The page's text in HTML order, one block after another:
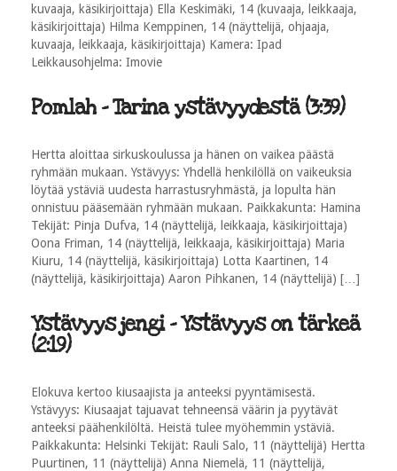
kuvaaja, käsikirjoittaja) Ella Keskimäki, 14 (kuvaaja, leikkaaja,
käsikirjoittaja) Hilma Kemppinen, 14 (näyttelijä, ohjaaja,
kuvaaja, leikkaaja, käsikirjoittaja) Kamera: Ipad
Leikkausohjelma: Imovie
Pomlah - Tarina ystävyydestä (3:39)
Hertta aloittaa sirkuskoulussa ja hänen on vaikea päästä
ryhmään mukaan. Ystävyys: Yhdellä henkilöllä on vaikeuksia
löytää ystäviä uudesta harrastusryhmästä, ja lopulta hän
onnistuu pääsemään ryhmään mukaan. Paikkakunta: Hamina
Tekijät: Pinja Dufva, 14 (näyttelijä, leikkaaja, käsikirjoittaja)
Oona Friman, 14 (näyttelijä, leikkaaja, käsikirjoittaja) Maria
Kiuru, 14 (näyttelijä, käsikirjoittaja) Lotta Kaartinen, 14
(näyttelijä, käsikirjoittaja) Aaron Pihkanen, 14 (näyttelijä) […]
Ystävyys jengi - Ystävyys on tärkeä
(2:19)
Elokuva kertoo kiusaajista ja anteeksi pyyntämisestä.
Ystävyys: Kiusaajat tajuavat tehneensä väärin ja pyytävät
anteeksi päähenkilöltä. Heistä tulee myöhemmin ystäviä.
Paikkakunta: Helsinki Tekijät: Rauli Salo, 11 (näyttelijä) Hertta
Puurtinen, 11 (näyttelijä) Anna Niemelä, 11 (näyttelijä,